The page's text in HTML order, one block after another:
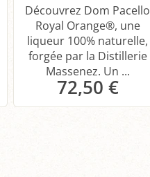
Découvrez Dom Pacello
Royal Orange®, une
liqueur 100% naturelle,
forgée par la Distillerie
Massenez. Un ...
72,50 €